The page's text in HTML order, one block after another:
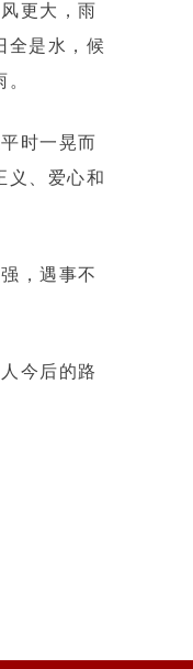
更大，雨
全是水，候
时一晃而
义、爱心和
，遇事不
今后的路